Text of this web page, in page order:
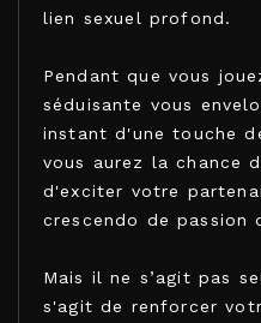
lien sexuel profond.
Pendant que vous
séduisante vous
instant d'une touche
vous aurez la chance
d'exciter votre
crescendo de passion
Mais il ne s’agit pas
s'agit de renforcer